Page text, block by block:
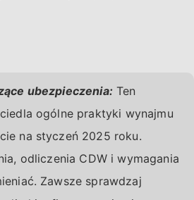
ubezpieczenia: Ten
ogólne praktyki wynajmu
na styczeń 2025 roku.
odliczenia CDW i wymagania
Zawsze sprawdzaj